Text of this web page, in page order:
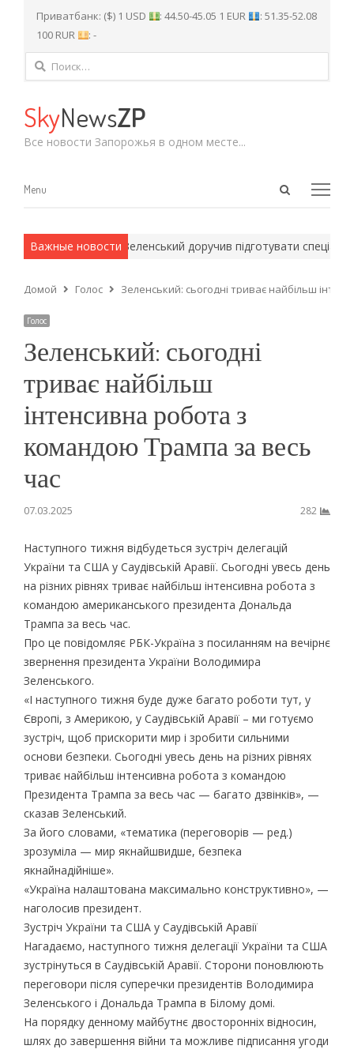
Приватбанк: ($) 1 USD : 44.50-45.05 1 EUR
: 51.35-52.08
100 RUR
: -
Найти:
SkyNewsZP
Все новости Запорожья в одном месте...
Open
Menu
Menu
Важные новости
методы. Зеленський доручив підготувати
Домой Голос Зеленський: сьогодні триває найбільш
Голос
Зеленський: сьогодні
триває найбільш
інтенсивна робота з
командою Трампа за весь
час
07.03.2025 282
Наступного тижня відбудеться зустріч делегацій
України та США у Саудівській Аравії. Сьогодні увесь день
на різних рівнях триває найбільш інтенсивна робота з
командою американського президента Дональда
Трампа за весь час.
Про це повідомляє РБК-Україна з посиланням на вечірнє
звернення президента України Володимира
Зеленського.
«І наступного тижня буде дуже багато роботи тут, у
Європі, з Америкою, у Саудівській Аравії – ми готуємо
зустріч, щоб прискорити мир і зробити сильними
основи безпеки. Сьогодні увесь день на різних рівнях
триває найбільш інтенсивна робота з командою
Президента Трампа за весь час — багато дзвінків», —
сказав Зеленський.
За його словами, «тематика (переговорів — ред.)
зрозуміла — мир якнайшвидше, безпека
якнайнадійніше».
«Україна налаштована максимально конструктивно», —
наголосив президент.
Зустріч України та США у Саудівській Аравії
Нагадаємо, наступного тижня делегації України та США
зустрінуться в Саудівській Аравії. Сторони поновлюють
переговори після суперечки президентів Володимира
Зеленського і Дональда Трампа в Білому домі.
На порядку денному майбутнє двосторонніх відносин,
шлях до завершення війни та можливе підписання угоди